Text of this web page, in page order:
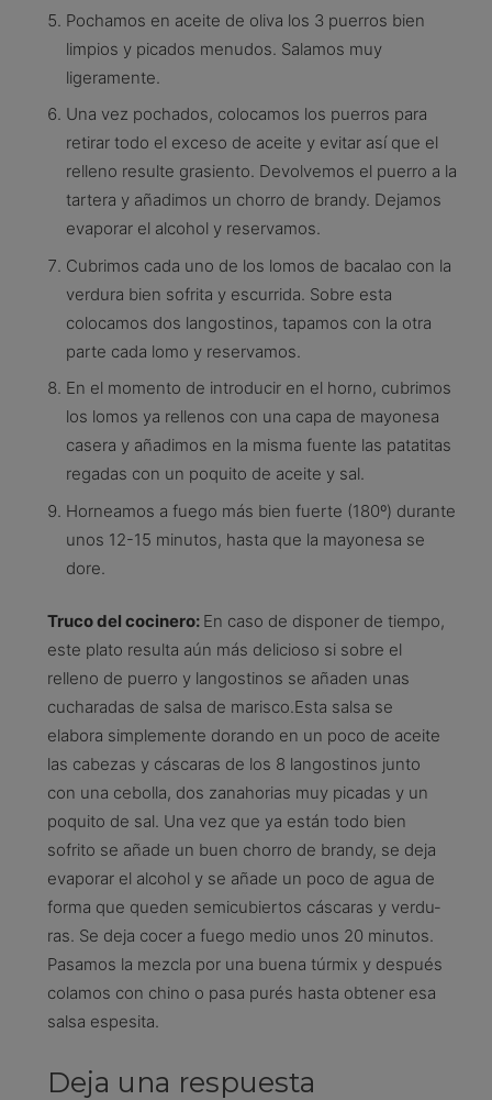
Pochamos en aceite de oliva los 3 puerros bien
limpios y picados menudos. Salamos muy
ligeramente.
Una vez pochados, colocamos los puerros para
retirar todo el exceso de aceite y evitar así que el
relleno resulte grasiento. Devolvemos el puerro a la
tartera y añadimos un chorro de brandy. Dejamos
evaporar el alcohol y reservamos.
Cubrimos cada uno de los lomos de bacalao con la
verdura bien sofrita y escurrida. Sobre esta
colocamos dos langostinos, tapamos con la otra
parte cada lomo y reserva­mos.
En el momento de introducir en el horno, cubrimos
los lomos ya rellenos con una capa de mayonesa
casera y añadimos en la misma fuente las patatitas
regadas con un po­quito de aceite y sal.
Horneamos a fuego más bien fuerte (180º) durante
unos 12-15 minutos, hasta que la mayonesa se
dore.
Truco del cocinero: En caso de disponer de tiempo,
este plato resulta aún más delicioso si sobre el
relleno de puerro y langostinos se añaden unas
cucharadas de salsa de marisco.Esta salsa se
elabora simplemente dorando en un poco de aceite
las cabezas y cáscaras de los 8 langostinos junto
con una cebolla, dos zanahorias muy picadas y un
poquito de sal. Una vez que ya están todo bien
sofrito se añade un buen chorro de brandy, se deja
evaporar el alcohol y se añade un poco de agua de
forma que queden semicubiertos cáscaras y verdu­
ras. Se deja cocer a fuego medio unos 20 minutos.
Pasamos la mezcla por una buena túrmix y después
colamos con chino o pasa purés hasta obtener esa
salsa espesita.
Deja una respuesta